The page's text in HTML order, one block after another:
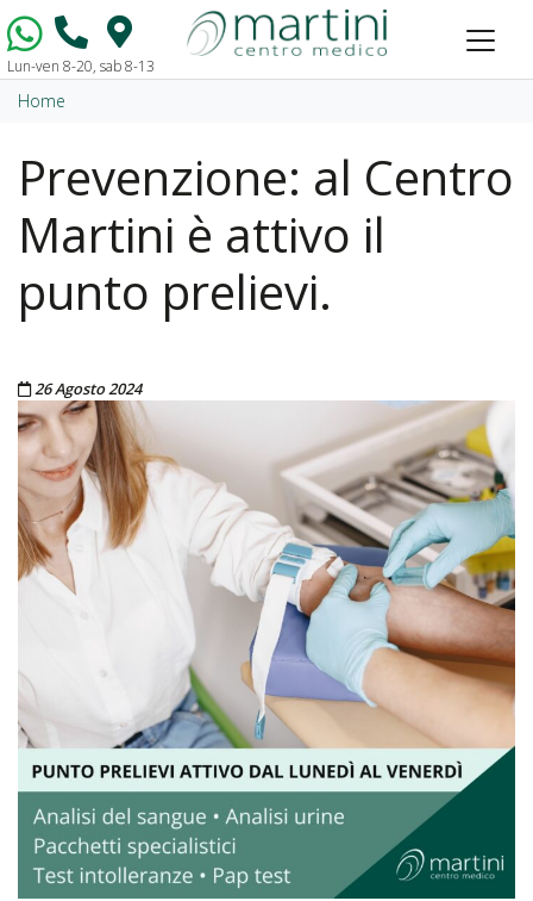
Vai al contenuto
Lun-ven 8-20, sab 8-13
Home
Prevenzione: al Centro
Martini è attivo il
punto prelievi.
Pubblicato il
26 Agosto 2024